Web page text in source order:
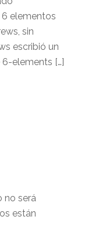
elementos
sin
escribió un
elements […]
no será
están